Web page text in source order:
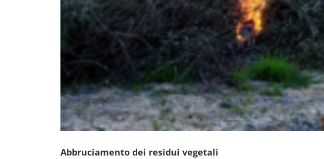
Abbruciamento dei residui vegetali